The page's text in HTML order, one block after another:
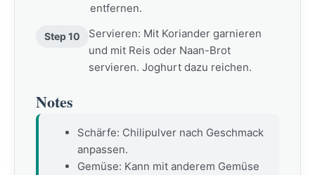
entfernen.
Step 10
Servieren: Mit Koriander garnieren
und mit Reis oder Naan-Brot
servieren. Joghurt dazu reichen.
Notes
Schärfe: Chilipulver nach Geschmack
anpassen.
Gemüse: Kann mit anderem Gemüse